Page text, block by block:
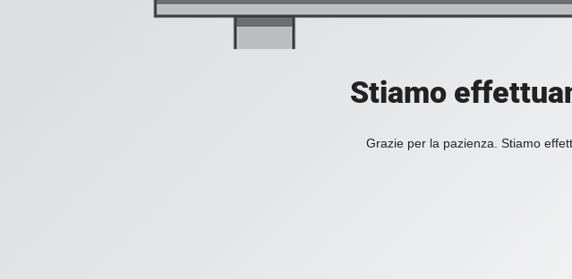
Stiamo
Grazie per la pazienza. Stiamo